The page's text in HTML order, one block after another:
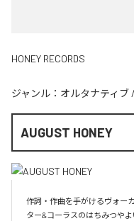
HONEY RECORDS
ジャンル： オルタナティブ /
AUGUST HONEY
作詞・作曲を手がけるヴォー
ター&コーラスのはちみつや